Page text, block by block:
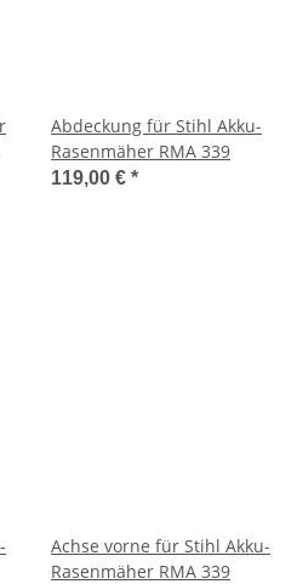
Abdeckung für Stihl Akku-
Rasenmäher RMA 339
119,00 € *
Achse vorne für Stihl Akku-
Rasenmäher RMA 339